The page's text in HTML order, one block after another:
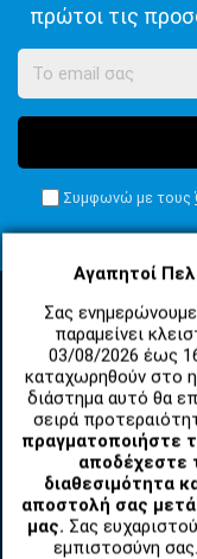
Αγαπητοί
Σας
παραμείνει
03/08/2026 έως
καταχωρηθούν στο
διάστημα αυτό θα
σειρά
πραγματοποιήστε
αποδέχεστε
διαθεσιμότητα
αποστολή σας μετά
μας. Σας
εμπιστοσύνη
πρώτοι τις
Συμφωνώ με τους
ΚΑΤΗΓΟΡΙΕΣ
ΑΝΤΑΛΛΑΚΤΙΚΑ
TABLET
ΤΗΛΕΠΙΚΟΙΝΩΝΙΕΣ,